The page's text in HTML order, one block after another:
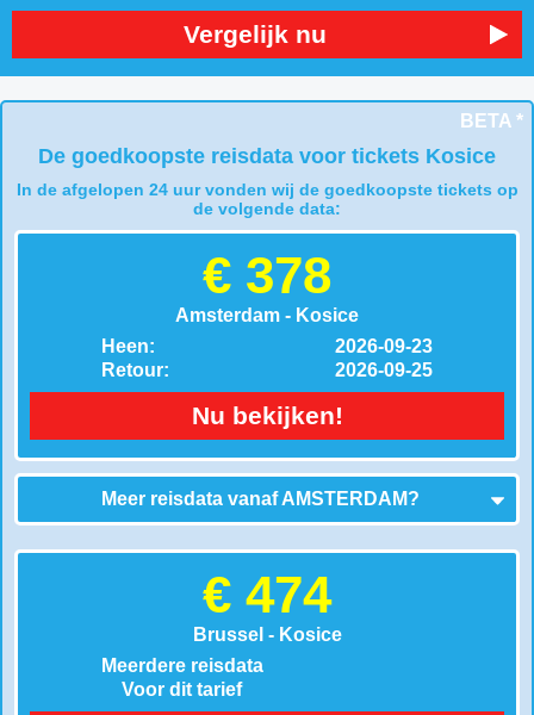
Vergelijk nu
BETA *
De goedkoopste reisdata voor tickets Kosice
In de afgelopen 24 uur vonden wij de goedkoopste tickets op
de volgende data:
€ 378
Amsterdam - Kosice
Heen:
Retour:
2026-09-23
2026-09-25
Nu bekijken!
Meer reisdata vanafAMSTERDAM?
€ 474
Brussel - Kosice
Meerdere reisdata
Voor dit tarief